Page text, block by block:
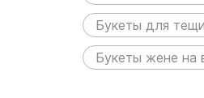
Букеты для тещи
Букеты жене на